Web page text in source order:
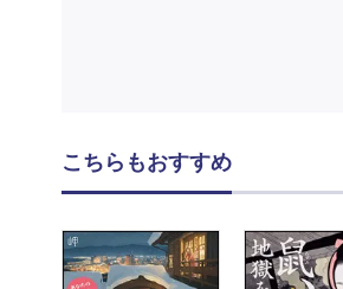
こちらもおすすめ